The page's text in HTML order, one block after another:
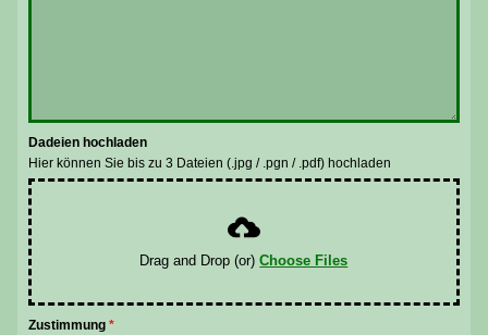
Dadeien hochladen
Hier können Sie bis zu 3 Dateien (.jpg / .pgn / .pdf) hochladen
Drag and Drop (or)Choose Files
Zustimmung*